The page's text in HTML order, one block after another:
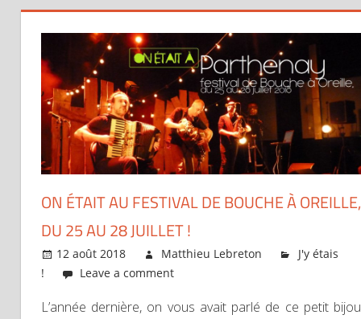
ON ÉTAIT AU FESTIVAL DE BOUCHE À OREILLE,
DU 25 AU 28 JUILLET !
12 août 2018 Matthieu Lebreton
J'y étais
!
Leave a comment
L’année dernière, on vous avait parlé de ce petit bijou